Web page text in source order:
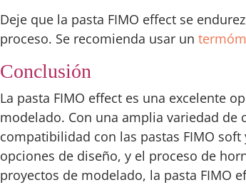
Deje que la pasta FIMO effect se
proceso. Se recomienda usar un
Conclusión
La pasta FIMO effect es una excelente
modelado. Con una amplia variedad de
compatibilidad con las pastas FIMO
opciones de diseño, y el proceso de
proyectos de modelado, la pasta FIMO